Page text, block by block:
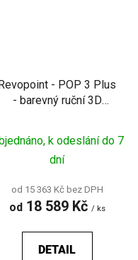
- POP 3 Plus
- barevný ruční 3D
k odeslání do 7
dní
od 15 363 Kč bez DPH
od18 589 Kč / ks
DETAIL